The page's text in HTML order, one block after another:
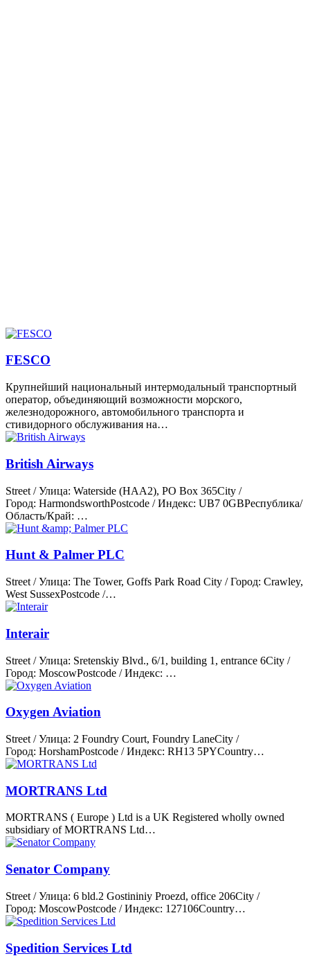
FESCO
Крупнейший национальный интермодальный транспортный
оператор, объединяющий возможности морского,
железнодорожного, автомобильного транспорта и
стивидорного обслуживания на…
British Airways
Street / Улица: Waterside (HAA2), PO Box 365City /
Город: HarmondsworthPostcode / Индекс: UB7 0GBРеспублика/
Область/Край: …
Hunt & Palmer PLC
Street / Улица: The Tower, Goffs Park Road City / Город: Crawley,
West SussexPostcode /…
Interair
Street / Улица: Sretenskiy Blvd., 6/1, building 1, entrance 6City /
Город: MoscowPostcode / Индекс: …
Oxygen Aviation
Street / Улица: 2 Foundry Court, Foundry LaneCity /
Город: HorshamPostcode / Индекс: RH13 5PYCountry…
MORTRANS Ltd
MORTRANS ( Europe ) Ltd is a UK Registered wholly owned
subsidiary of MORTRANS Ltd…
Senator Company
Street / Улица: 6 bld.2 Gostininiy Proezd, office 206City /
Город: MoscowPostcode / Индекс: 127106Country…
Spedition Services Ltd